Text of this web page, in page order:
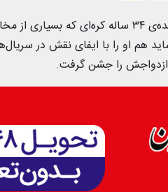
سونگ جی‌اون، بازیگر و خواننده‌ی ۳۴
شاید هم او را با ایفای نقش در
ازدواجش را جشن گرفت.